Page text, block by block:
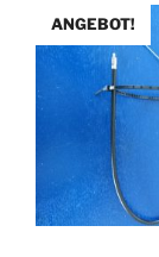
ANGEBOT!